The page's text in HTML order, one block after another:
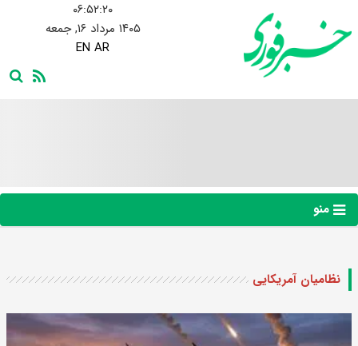
۰۶:۵۲:۲۱
۱۴۰۵ مرداد ۱۶, جمعه
EN AR
منو
نظامیان آمریکایی